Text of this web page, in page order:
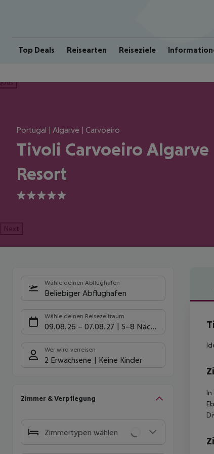
Top Deals Reisearten Reiseziele
Portugal | Algarve | Carvoeiro
Tivoli Carvoeiro Algarve
Resort
5
Next
Wähle deinen Abflughafen
Beliebiger Abflughafen
Wähle deinen Reisezeitraum
09.08.26 – 07.08.27 5-8 Nächte
Wer wird verreisen
2 Erwachsene Keine Kinder
Zimmer & Verpflegung
Zimmertypen wählen
In